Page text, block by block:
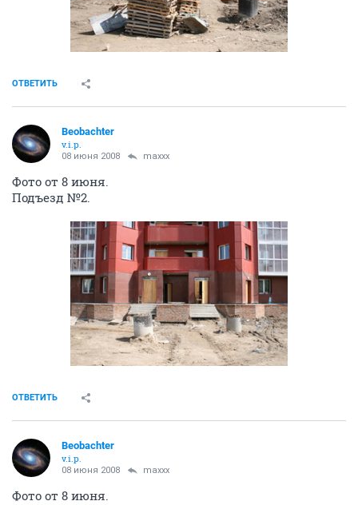
ОТВЕТИТЬ
Beobachter
v.i.p.
08 июня 2008 maxxx
Фото от 8 июня.
Подъезд №2.
ОТВЕТИТЬ
Beobachter
v.i.p.
08 июня 2008 maxxx
Фото от 8 июня.